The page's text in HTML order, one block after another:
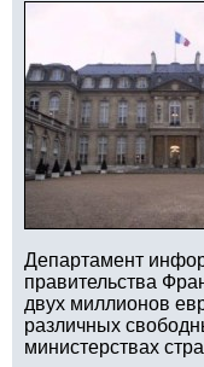
Департамент
правительства
двух миллионов
различных
министерствах